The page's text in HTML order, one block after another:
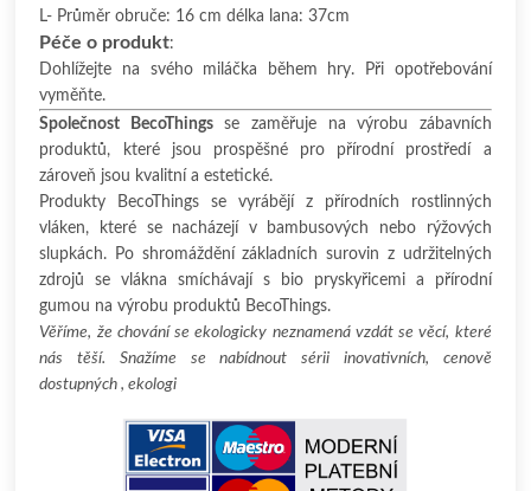
L- Průměr obruče: 16 cm délka lana: 37cm
Péče o produkt:
Dohlížejte na svého miláčka během hry. Při opotřebování
vyměňte.
Společnost BecoThingsse zaměřuje na výrobu zábavních
produktů, které jsou prospěšné pro přírodní prostředí a
zároveň jsou kvalitní a estetické.
Produkty BecoThings se vyrábějí z přírodních rostlinných
vláken, které se nacházejí v bambusových nebo rýžových
slupkách. Po shromáždění základních surovin z udržitelných
zdrojů se vlákna smíchávají s bio pryskyřicemi a přírodní
gumou na výrobu produktů BecoThings.
Věříme, že chování se ekologicky neznamená vzdát se věcí, které
nás těší. Snažíme se nabídnout sérii inovativních, cenově
dostupných , ekologi